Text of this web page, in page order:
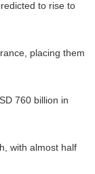
to rise to
placing them
760 billion in
with almost half